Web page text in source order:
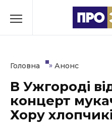
до
Культура
Освіта
Головна » Анонс
В Ужгороді
концерт
Хору